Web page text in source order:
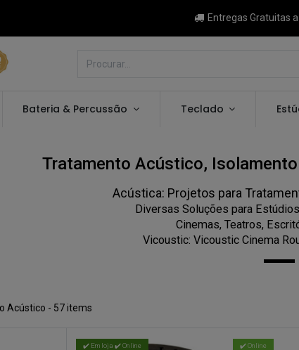
Entregas Gratuitas
Bateria & Percussão Teclado
Tratamento Acústico,
Acústica: Projetos para
Diversas Soluções para
Cinemas, Teatros,
Vicoustic: Vicoustic Cinema
Acústico - 57 items
✔️ Em loja ✔️ Online ✔️ Online